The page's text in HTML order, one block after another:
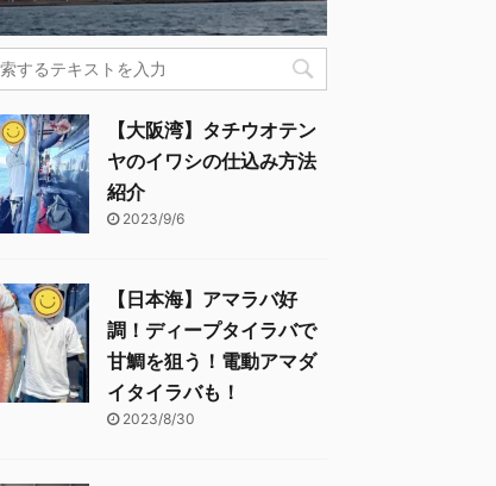
【大阪湾】タチウオテン
ヤのイワシの仕込み方法
紹介
2023/9/6
【日本海】アマラバ好
調！ディープタイラバで
甘鯛を狙う！電動アマダ
イタイラバも！
2023/8/30